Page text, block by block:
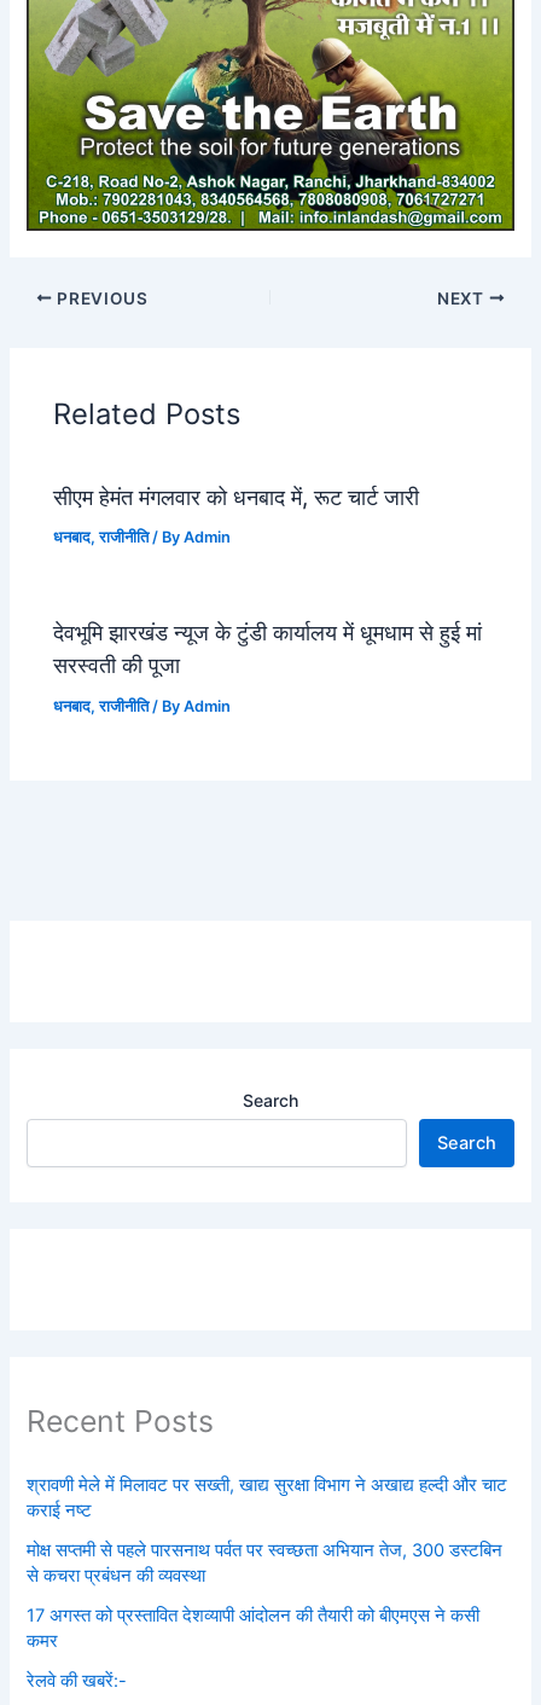
PREVIOUS NEXT
Related Posts
सीएम हेमंत मंगलवार को धनबाद में, रूट चार्ट जारी
धनबाद,राजीनीति/ ByAdmin
देवभूमि झारखंड न्यूज के टुंडी कार्यालय में धूमधाम से हुई मां
सरस्वती की पूजा
धनबाद,राजीनीति/ ByAdmin
Search
Search
Recent Posts
श्रावणी मेले में मिलावट पर सख्ती, खाद्य सुरक्षा विभाग ने अखाद्य हल्दी और चाट
कराई नष्ट
मोक्ष सप्तमी से पहले पारसनाथ पर्वत पर स्वच्छता अभियान तेज, 300 डस्टबिन
से कचरा प्रबंधन की व्यवस्था
17 अगस्त को प्रस्तावित देशव्यापी आंदोलन की तैयारी को बीएमएस ने कसी
कमर
रेलवे की खबरें:-